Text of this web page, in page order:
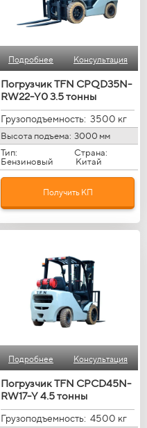
Подробнее Консультация
Погрузчик TFN CPQD35N-
RW22-Y0 3.5 тонны
Грузоподъемность: 3500 кг
Высота подъема: 3000 мм
Тип:
Бензиновый
Страна:
Китай
Получить КП
Подробнее Консультация
Погрузчик TFN CPCD45N-
RW17-Y 4.5 тонны
Грузоподъемность: 4500 кг